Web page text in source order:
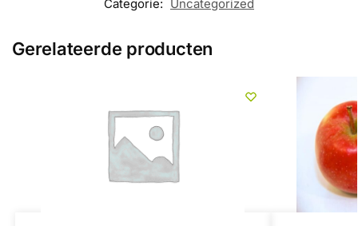
Categorie: Uncategorized
Gerelateerde producten